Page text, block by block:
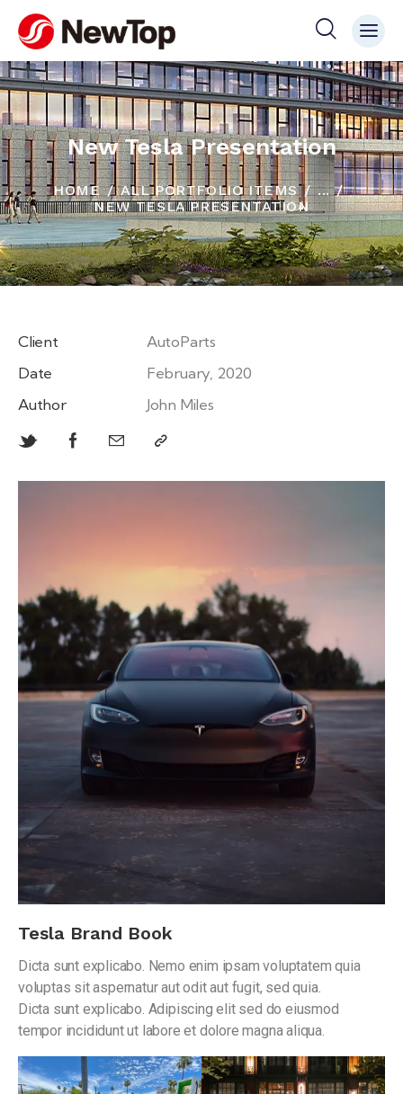
New Tesla Presentation
HOME ALL PORTFOLIO ITEMS
...
NEW TESLA PRESENTATION
Client
AutoParts
Date
February, 2020
Author
John Miles
Tesla Brand Book
Dicta sunt explicabo. Nemo enim ipsam voluptatem quia
voluptas sit aspernatur aut odit aut fugit, sed quia.
Dicta sunt explicabo. Adipiscing elit sed do eiusmod
tempor incididunt ut labore et dolore magna aliqua.